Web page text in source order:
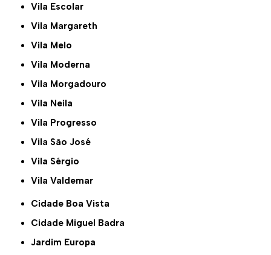
Vila Escolar
Vila Margareth
Vila Melo
Vila Moderna
Vila Morgadouro
Vila Neila
Vila Progresso
Vila São José
Vila Sérgio
Vila Valdemar
Cidade Boa Vista
Cidade Miguel Badra
Jardim Europa